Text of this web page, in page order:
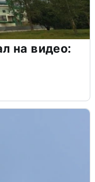
на видео: